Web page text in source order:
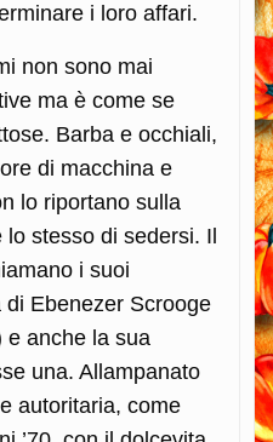
i loro affari.
non sono mai
ma è come se
Barba e occhiali,
di macchina e
lo riportano sulla
stesso di sedersi. Il
i suoi
di Ebenezer Scrooge
e anche la sua
una. Allampanato
autoritaria, come